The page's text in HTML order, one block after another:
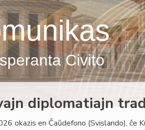
Civito
diplomatiajn
okazis en Ĉaŭdefono (Svislando), ĉe